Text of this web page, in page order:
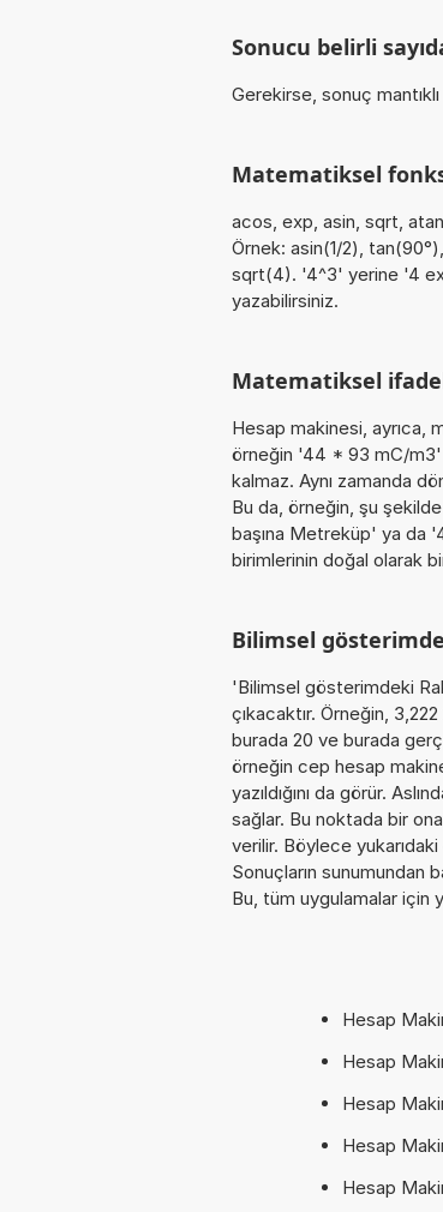
Sonucu belirli
Gerekirse, sonuç
Matematiksel
acos, exp, asin, sqrt,
Örnek: asin(1/2),
sqrt(4). '4^3' yerine '4
yazabilirsiniz.
Matematiksel
Hesap makinesi, ayrıca,
örneğin '44 * 93 mC/m3'
kalmaz. Aynı zamanda
Bu da, örneğin, şu
başına Metreküp' ya da
birimlerinin doğal olarak
Bilimsel
'Bilimsel gösterimdeki
çıkacaktır. Örneğin, 3,222
burada 20 ve burada
örneğin cep hesap
yazıldığını da görür.
sağlar. Bu noktada bir
verilir. Böylece
Sonuçların sunumundan
Bu, tüm uygulamalar için
Hesap
Hesap
Hesap
Hesap
Hesap